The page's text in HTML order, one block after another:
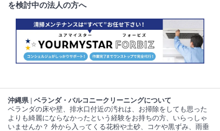
を検討中の法人の方へ
沖縄県 | ベランダ・バルコニークリーニングについて
ベランダの床や壁、排水口付近の汚れは、お掃除をしても思った
よりも綺麗にならなかったという経験をお持ちの方、いらっしゃ
いませんか？ 外から入ってくる花粉や土砂、コケや黒ずみ、雨垂